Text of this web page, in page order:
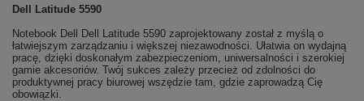
Dell Latitude 5590
Notebook Dell Dell Latitude 5590 zaprojektowany został z myślą o
łatwiejszym zarządzaniu i większej niezawodności. Ułatwia on wydajną
pracę, dzięki doskonałym zabezpieczeniom, uniwersalności i szerokiej
gamie akcesoriów. Twój sukces zależy przecież od zdolności do
produktywnej pracy biurowej wszędzie tam, gdzie zaprowadzą Cię
obowiązki.